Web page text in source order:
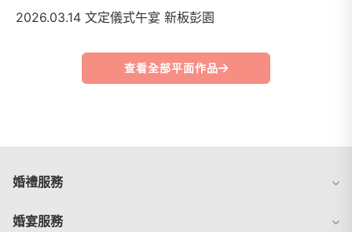
2026.03.14 文定儀式午宴 新板彭園
查看全部平面作品
婚禮服務
婚宴服務